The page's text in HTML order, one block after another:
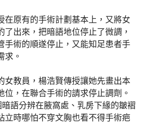
在原有的手術計劃基本上，又將女
了出來，把暗語地位停止了微調，
手術的順遂停止，又能知足患者手
求。
女教員，楊浩賢傳授讓她先畫出本
位，在聯合手術的請求停止調劑。
語分辨在腋窩處、乳房下緣的皺褶
立時哪怕不穿文胸也看不得手術疤